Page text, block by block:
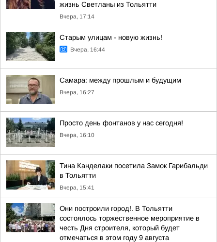
жизнь Светланы из Тольятти
Вчера, 17:14
Старым улицам - новую жизнь!
Вчера, 16:44
Самара: между прошлым и будущим
Вчера, 16:27
Просто день фонтанов у нас сегодня!
Вчера, 16:10
Тина Канделаки посетила Замок Гарибальди
в Тольятти
Вчера, 15:41
Они построили город!. В Тольятти
состоялось торжественное мероприятие в
честь Дня строителя, который будет
отмечаться в этом году 9 августа